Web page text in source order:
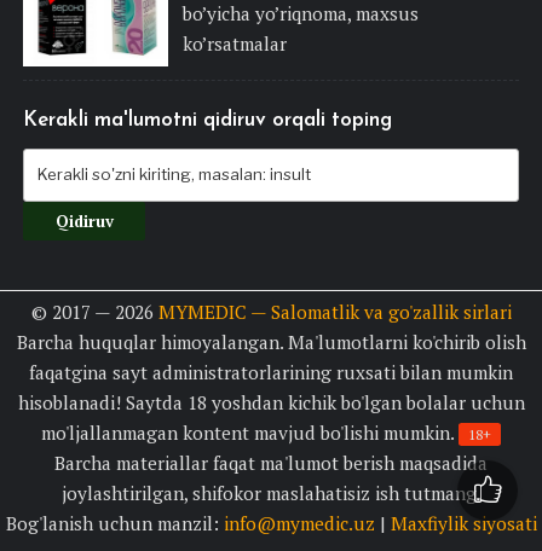
bo’yicha yo’riqnoma, maxsus
ko’rsatmalar
Kerakli ma'lumotni qidiruv orqali toping
© 2017 — 2026 MYMEDIC — Salomatlik va go'zallik sirlari
Barcha huquqlar himoyalangan. Ma'lumotlarni ko'chirib olish
faqatgina sayt administratorlarining ruxsati bilan mumkin
hisoblanadi! Saytda 18 yoshdan kichik bo'lgan bolalar uchun
mo'ljallanmagan kontent mavjud bo'lishi mumkin.
18+
Barcha materiallar faqat ma'lumot berish maqsadida
joylashtirilgan, shifokor maslahatisiz ish tutmang.
Bog'lanish uchun manzil: info@mymedic.uz | Maxfiylik siyosati